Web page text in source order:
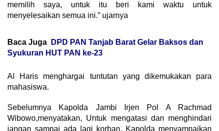
memilih saya, untuk itu beri kami waktu untuk
menyelesaikan semua ini.” ujarnya
Baca Juga
DPD PAN Tanjab Barat Gelar Baksos dan
Syukuran HUT PAN ke-23
Al Haris menghargai tuntutan yang dikemukakan para
mahasiswa.
Sebelumnya Kapolda Jambi Irjen Pol A Rachmad
Wibowo,menyatakan, Untuk mengatasi dan menghindari
jangan sampai ada lagi korban, Kapolda menyampaikan